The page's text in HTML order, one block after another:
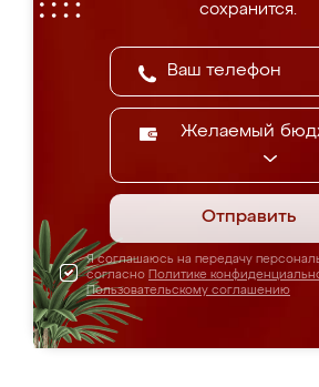
сохранится.
Желаемый
Отправить
Я соглашаюсь на передачу
согласно Политике
Пользовательскому соглашению